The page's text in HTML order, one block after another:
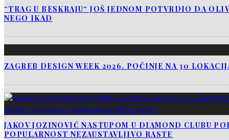
“TRAG U BESKRAJU“ JOŠ JEDNOM POTVRDIO DA
NEGO IKAD
ZAGREB DESIGN WEEK 2026. POČINJE NA 30
JAKOV JOZINOVIĆ NASTUPOM U DIAMOND CLUBU
POPULARNOST NEZAUSTAVLJIVO RASTE